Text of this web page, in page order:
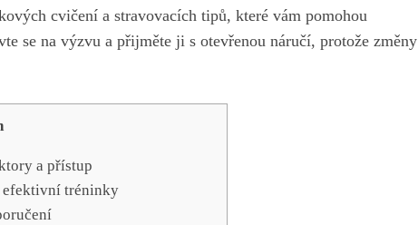
cvičení a stravovacích tipů, které vám pomohou
se na výzvu a přijměte ji s otevřenou náručí, protože změny
a přístup
tréninky